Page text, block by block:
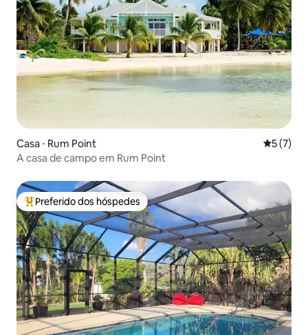
Casa ⋅ Rum Point 5 de
5 (7)
A casa de campo em Rum Point
Entre os melhores preferidos dos hóspedes
Preferido dos hóspedes